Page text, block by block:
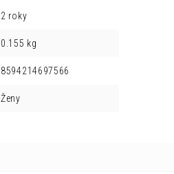
2 roky
0.155 kg
8594214697566
Ženy